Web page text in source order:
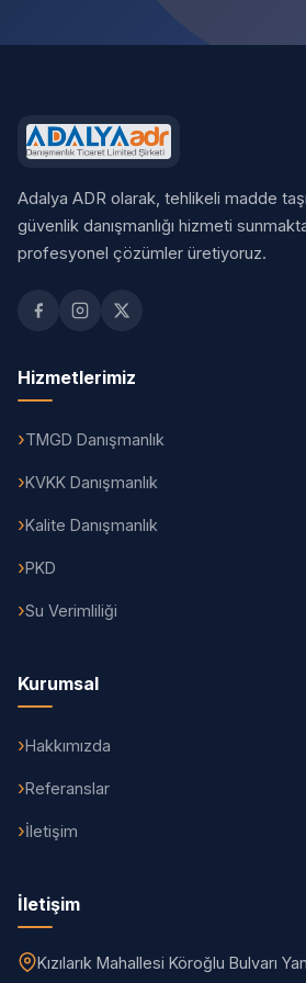
Adalya ADR olarak, tehlikeli madde
güvenlik danışmanlığı hizmeti
profesyonel çözümler üretiyoruz.
Hizmetlerimiz
TMGD Danışmanlık
KVKK Danışmanlık
Kalite Danışmanlık
PKD
Su Verimliliği
Kurumsal
Hakkımızda
Referanslar
İletişim
İletişim
Kızılarık Mahallesi Köroğlu Bulvarı